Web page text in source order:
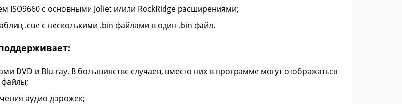
ISO9660 с основными Joliet и/или RockRidge расширениями;
.cue с несколькими .bin файлами в один .bin файл.
DVD и Blu-ray. В большинстве случаев, вместо них в программе могут отображаться
аудио дорожек;